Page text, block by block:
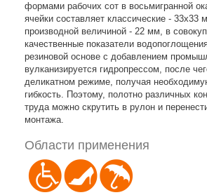
формами рабочих сот в восьмигранной
ячейки составляет классические - 33х33
производной величиной - 22 мм, в
качественные показатели
резиновой основе с добавлением
вулканизируется гидропрессом, после
деликатном режиме, получая
гибкость. Поэтому, полотно различных
труда можно скрутить в рулон и
монтажа.
Области применения